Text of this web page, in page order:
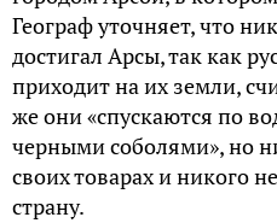
Географ уточняет, что
достигал Арсы, так как
приходит на их земли,
же они «спускаются по
черными соболями», но
своих товарах и никого
страну.